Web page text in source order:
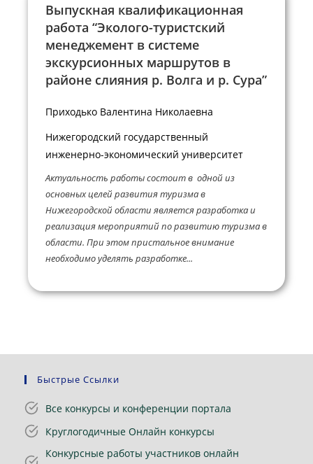
Выпускная квалификационная
работа “Эколого-туристский
менеджемент в системе
экскурсионных маршрутов в
районе слияния р. Волга и р. Сура”
Приходько Валентина Николаевна
Нижегородский государственный
инженерно-экономический университет
Актуальность работы состоит в одной из
основных целей развития туризма в
Нижегородской области является разработка и
реализация мероприятий по развитию туризма в
области. При этом пристальное внимание
необходимо уделять разработке...
Быстрые Ссылки
Все конкурсы и конференции портала
Круглогодичные Онлайн конкурсы
Конкурсные работы участников онлайн